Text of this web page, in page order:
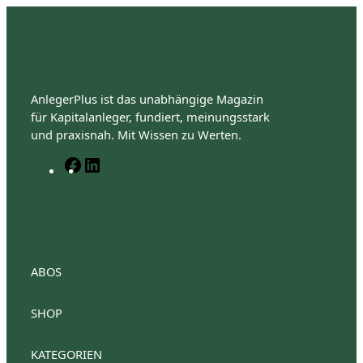
AnlegerPlus ist das unabhängige Magazin
für Kapitalanleger, fundiert, meinungsstark
und praxisnah. Mit Wissen zu Werten.
F
ABOS
Anlegerplus Digital
SHOP
AnlegerPlusAnlegerplus News
KATEGORIEN